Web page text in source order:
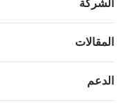
الشركة
المقالات
الدعم